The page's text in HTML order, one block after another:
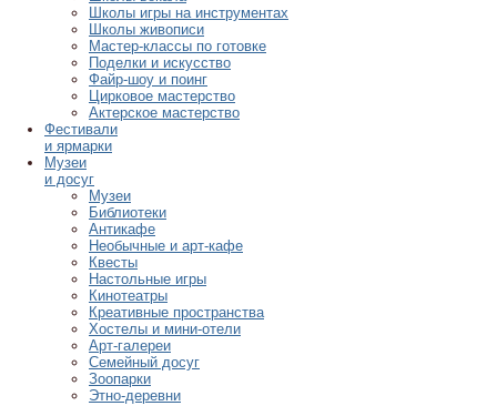
Школы игры на инструментах
Школы живописи
Мастер-классы по готовке
Поделки и искусство
Файр-шоу и поинг
Цирковое мастерство
Актерское мастерство
Фестивали
и ярмарки
Музеи
и досуг
Музеи
Библиотеки
Антикафе
Необычные и арт-кафе
Квесты
Настольные игры
Кинотеатры
Креативные пространства
Хостелы и мини-отели
Арт-галереи
Семейный досуг
Зоопарки
Этно-деревни